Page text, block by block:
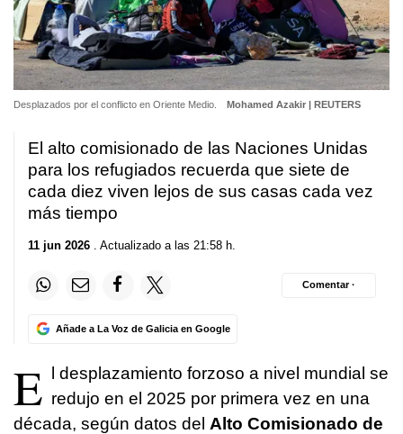
Desplazados por el conflicto en Oriente Medio. Mohamed Azakir | REUTERS
El alto comisionado de las Naciones Unidas
para los refugiados recuerda que siete de
cada diez viven lejos de sus casas cada vez
más tiempo
11 jun 2026 . Actualizado a las 21:58 h.
Añade a La Voz de Galicia en Google
Comentar ·
E l desplazamiento forzoso a nivel mundial se
redujo en el 2025 por primera vez en una
década, según datos del Alto Comisionado de